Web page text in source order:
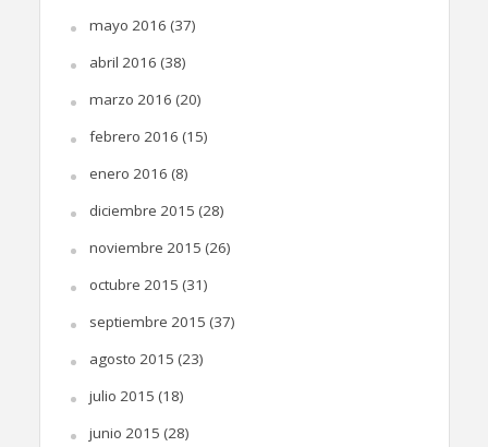
mayo 2016 (37)
abril 2016 (38)
marzo 2016 (20)
febrero 2016 (15)
enero 2016 (8)
diciembre 2015 (28)
noviembre 2015 (26)
octubre 2015 (31)
septiembre 2015 (37)
agosto 2015 (23)
julio 2015 (18)
junio 2015 (28)